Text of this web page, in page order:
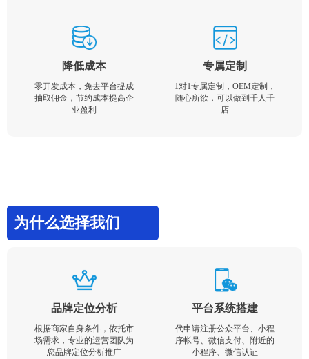
降低成本
零开发成本，免去平台提成
抽取佣金，节约成本提高企
业盈利
专属定制
1对1专属定制，OEM定制，
随心所欲，可以做到千人千
店
为什么选择我们
品牌定位分析
根据商家自身条件，依托市
场需求，专业的运营团队为
您品牌定位分析推广
平台系统搭建
代申请注册公众平台、小程
序帐号、微信支付、附近的
小程序、微信认证